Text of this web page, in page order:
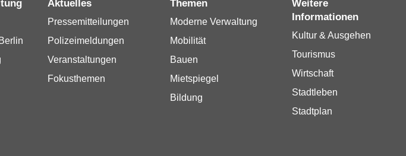
Aktuelles
Pressemitteilungen
Polizeimeldungen
Veranstaltungen
Fokusthemen
Themen
Moderne Verwaltung
Mobilität
Bauen
Mietspiegel
Bildung
Weitere
Informationen
Kultur & Ausgehen
Tourismus
Wirtschaft
Stadtleben
Stadtplan